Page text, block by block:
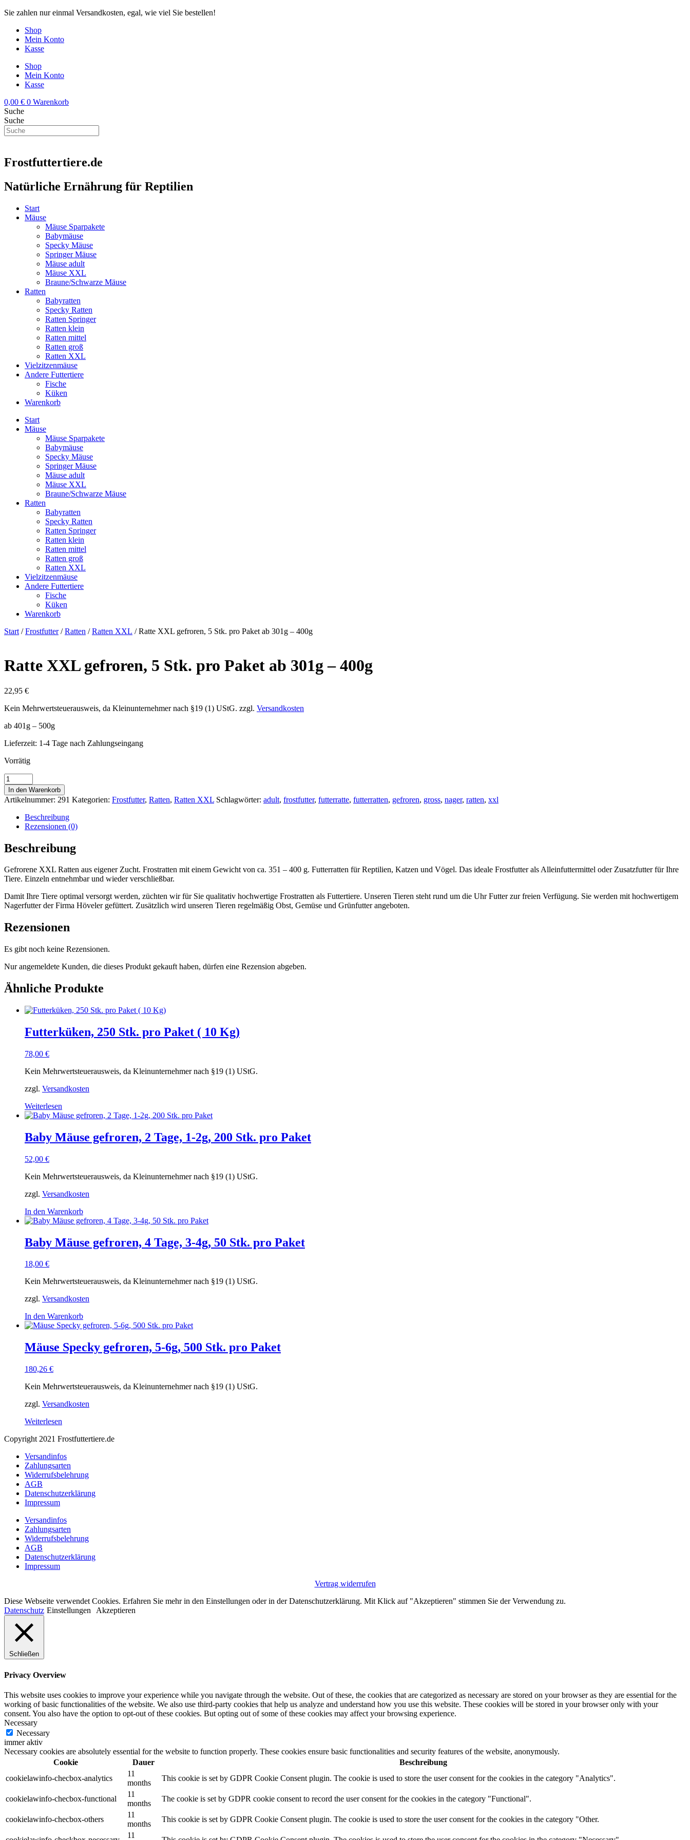
Zum
springen
Sie zahlen nur einmal Versandkosten, egal, wie viel Sie bestellen!
Shop
Mein Konto
Kasse
Shop
Mein Konto
Kasse
0,00 € 0 Warenkorb
Suche
Suche
Frostfuttertiere.de
Natürliche Ernährung für Reptilien
Start
Mäuse
Mäuse Sparpakete
Babymäuse
Specky Mäuse
Springer Mäuse
Mäuse adult
Mäuse XXL
Braune/Schwarze Mäuse
Ratten
Babyratten
Specky Ratten
Ratten Springer
Ratten klein
Ratten mittel
Ratten groß
Ratten XXL
Vielzitzenmäuse
Andere Futtertiere
Fische
Küken
Warenkorb
Start
Mäuse
Mäuse Sparpakete
Babymäuse
Specky Mäuse
Springer Mäuse
Mäuse adult
Mäuse XXL
Braune/Schwarze Mäuse
Ratten
Babyratten
Specky Ratten
Ratten Springer
Ratten klein
Ratten mittel
Ratten groß
Ratten XXL
Vielzitzenmäuse
Andere Futtertiere
Fische
Küken
Warenkorb
Start /Frostfutter/Ratten /Ratten XXL / Ratte XXL gefroren, 5 Stk. pro Paket ab 301g – 400g
Ratte XXL gefroren, 5 Stk. pro Paket ab 301g – 400g
22,95 €
Kein Mehrwertsteuerausweis, da Kleinunternehmer nach §19 (1) UStG. zzgl. Versandkosten
ab 401g – 500g
Lieferzeit: 1-4 Tage nach Zahlungseingang
Vorrätig
Ratte
XXL
gefroren,
5
ab
301g
400g
Menge
In den Warenkorb
Artikelnummer: 291 Kategorien: Frostfutter, Ratten, Ratten XXL Schlagwörter: adult, frostfutter, futterratte, futterratten, gefroren, gross, nager, ratten, xxl
Beschreibung
Rezensionen (0)
Beschreibung
Gefrorene XXL Ratten aus eigener Zucht. Frostratten mit einem Gewicht von ca. 351 – 400 g. Futterratten für Reptilien, Katzen und Vögel. Das ideale Frostfutter als Alleinfuttermittel oder Zusatzfutter für Ihre
Tiere. Einzeln entnehmbar und wieder verschließbar.
Damit Ihre Tiere optimal versorgt werden, züchten wir für Sie qualitativ hochwertige Frostratten als Futtertiere. Unseren Tieren steht rund um die Uhr Futter zur freien Verfügung. Sie werden mit hochwertigem
Nagerfutter der Firma Höveler gefüttert. Zusätzlich wird unseren Tieren regelmäßig Obst, Gemüse und Grünfutter angeboten.
Rezensionen
Es gibt noch keine Rezensionen.
Nur angemeldete Kunden, die dieses Produkt gekauft haben, dürfen eine Rezension abgeben.
Ähnliche Produkte
Futterküken, 250 Stk. pro Paket ( 10 Kg)
78,00 €
Kein Mehrwertsteuerausweis, da Kleinunternehmer nach §19 (1) UStG.
zzgl. Versandkosten
Weiterlesen
Baby Mäuse gefroren, 2 Tage, 1-2g, 200 Stk. pro Paket
52,00 €
Kein Mehrwertsteuerausweis, da Kleinunternehmer nach §19 (1) UStG.
zzgl. Versandkosten
In den Warenkorb
Baby Mäuse gefroren, 4 Tage, 3-4g, 50 Stk. pro Paket
18,00 €
Kein Mehrwertsteuerausweis, da Kleinunternehmer nach §19 (1) UStG.
zzgl. Versandkosten
In den Warenkorb
Mäuse Specky gefroren, 5-6g, 500 Stk. pro Paket
180,26 €
Kein Mehrwertsteuerausweis, da Kleinunternehmer nach §19 (1) UStG.
zzgl. Versandkosten
Weiterlesen
Copyright 2021 Frostfuttertiere.de
Versandinfos
Zahlungsarten
Widerrufsbelehrung
AGB
Datenschutzerklärung
Impressum
Versandinfos
Zahlungsarten
Widerrufsbelehrung
AGB
Datenschutzerklärung
Impressum
Vertrag widerrufen
Diese Webseite verwendet Cookies. Erfahren Sie mehr in den Einstellungen oder in der Datenschutzerklärung. Mit Klick auf "Akzeptieren" stimmen Sie der Verwendung zu.
Datenschutz Einstellungen Akzeptieren
Schließen
Privacy Overview
This website uses cookies to improve your experience while you navigate through the website. Out of these, the cookies that are categorized as necessary are stored on your browser as they are essential for the
working of basic functionalities of the website. We also use third-party cookies that help us analyze and understand how you use this website. These cookies will be stored in your browser only with your
consent. You also have the option to opt-out of these cookies. But opting out of some of these cookies may affect your browsing experience.
Necessary
Necessary
immer aktiv
Necessary cookies are absolutely essential for the website to function properly. These cookies ensure basic functionalities and security features of the website, anonymously.
Cookie
Dauer
Beschreibung
cookielawinfo-checbox-analytics
11
months
This cookie is set by GDPR Cookie Consent plugin. The cookie is used to store the user consent for the cookies in the category "Analytics".
cookielawinfo-checbox-functional
11
months
The cookie is set by GDPR cookie consent to record the user consent for the cookies in the category "Functional".
cookielawinfo-checbox-others
11
months
This cookie is set by GDPR Cookie Consent plugin. The cookie is used to store the user consent for the cookies in the category "Other.
11